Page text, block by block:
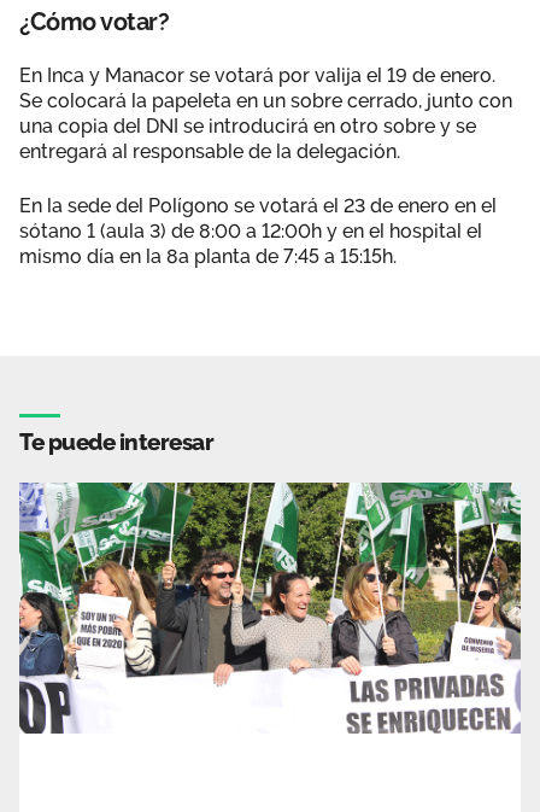
¿Cómo votar?
En Inca y Manacor se votará por valija el 19 de enero.
Se colocará la papeleta en un sobre cerrado, junto con
una copia del DNI se introducirá en otro sobre y se
entregará al responsable de la delegación.
En la sede del Polígono se votará el 23 de enero en el
sótano 1 (aula 3) de 8:00 a 12:00h y en el hospital el
mismo día en la 8a planta de 7:45 a 15:15h.
Te puede interesar